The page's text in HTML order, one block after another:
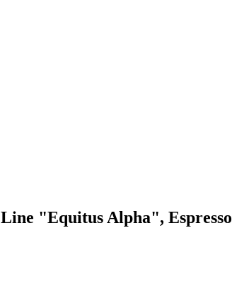
"Equitus Alpha", Espresso